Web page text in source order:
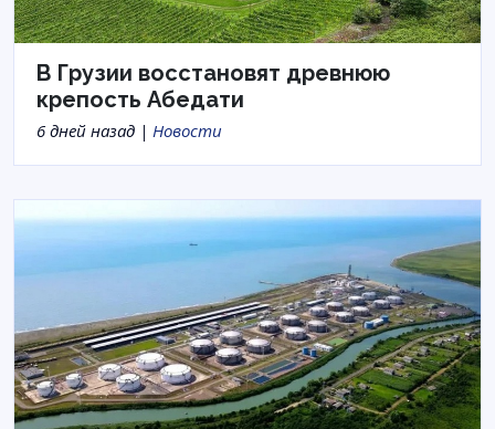
В Грузии восстановят древнюю
крепость Абедати
6 дней назад | Новости